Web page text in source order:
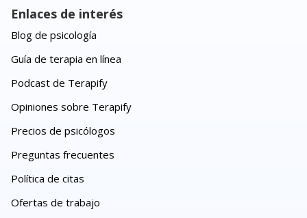
Enlaces de interés
Blog de psicología
Guía de terapia en línea
Podcast de Terapify
Opiniones sobre Terapify
Precios de psicólogos
Preguntas frecuentes
Política de citas
Ofertas de trabajo